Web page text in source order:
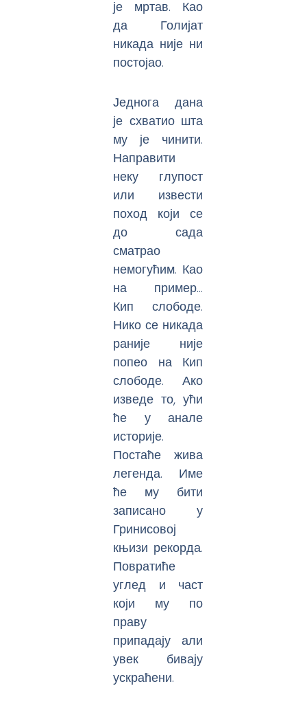
је мртав. Као
да Голијат
никада није ни
постојао.
Једнога дана
је схватио шта
му је чинити.
Направити
неку глупост
или извести
поход који се
до сада
сматрао
немогућим. Као
на пример…
Кип слободе.
Нико се никада
раније није
попео на Кип
слободе. Ако
изведе то, ући
ће у анале
историје.
Постаће жива
легенда. Име
ће му бити
записано у
Гринисовој
књизи рекорда.
Повратиће
углед и част
који му по
праву
припадају али
увек бивају
ускраћени.